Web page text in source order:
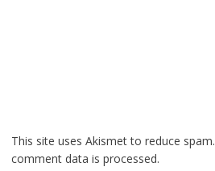
This site uses Akismet to reduce spam.
comment data is processed.